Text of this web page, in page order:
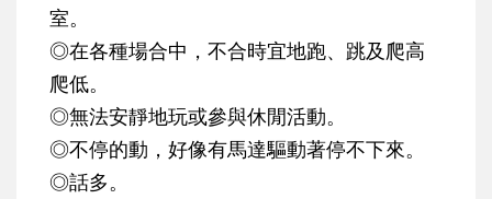
室。
◎在各種場合中，不合時宜地跑、跳及爬高
爬低。
◎無法安靜地玩或參與休閒活動。
◎不停的動，好像有馬達驅動著停不下來。
◎話多。